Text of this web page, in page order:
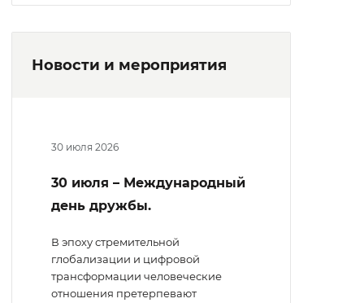
Новости и мероприятия
30 июля 2026
30 июля – Международный
день дружбы.
В эпоху стремительной
глобализации и цифровой
трансформации человеческие
отношения претерпевают